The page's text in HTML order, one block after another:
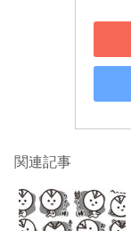
関連記事